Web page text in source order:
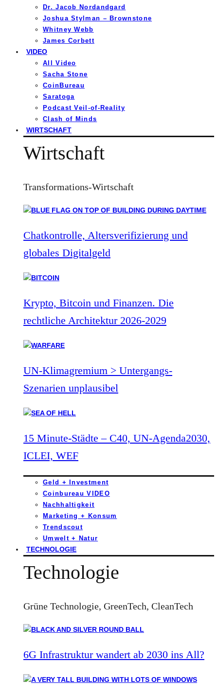
Dr. Jacob Nordandgard
Joshua Stylman – Brownstone
Whitney Webb
James Corbett
VIDEO
All Video
Sacha Stone
CoinBureau
Saratoga
Podcast Veil-of-Reality
Clash of Minds
WIRTSCHAFT
Wirtschaft
Transformations-Wirtschaft
Chatkontrolle, Altersverifizierung und
globales Digitalgeld
Krypto, Bitcoin und Finanzen. Die
rechtliche Architektur 2026-2029
UN-Klimagremium > Untergangs-
Szenarien unplausibel
15 Minute-Städte – C40, UN-Agenda2030,
ICLEI, WEF
Geld + Investment
Coinbureau VIDEO
Nachhaltigkeit
Marketing + Konsum
Trendscout
Umwelt + Natur
TECHNOLOGIE
Technologie
Grüne Technologie, GreenTech, CleanTech
6G Infrastruktur wandert ab 2030 ins All?